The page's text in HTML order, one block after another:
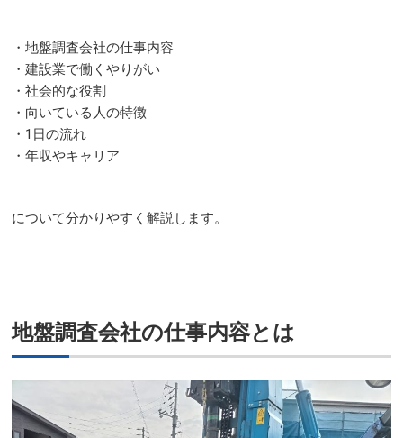
・地盤調査会社の仕事内容
・建設業で働くやりがい
・社会的な役割
・向いている人の特徴
・1日の流れ
・年収やキャリア
について分かりやすく解説します。
地盤調査会社の仕事内容とは